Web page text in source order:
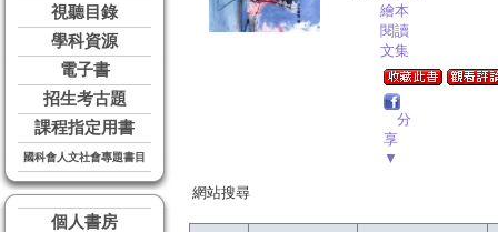
視聽目錄
學科資源
電子書
招生考古題
課程指定用書
國科會人文社會專題書目
個人書房
繪本
閱讀
文集
分
享
▼
網站搜尋